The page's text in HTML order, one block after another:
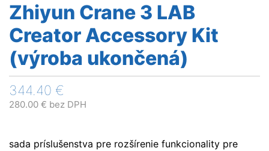
Zhiyun Crane 3 LAB
Creator Accessory Kit
(výroba ukončená)
344.40 €
280.00 € bez DPH
sada príslušenstva pre rozšírenie funkcionality pre